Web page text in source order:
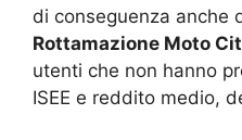
di conseguenza anche
Rottamazione Moto
utenti che non hanno
ISEE e reddito medio,